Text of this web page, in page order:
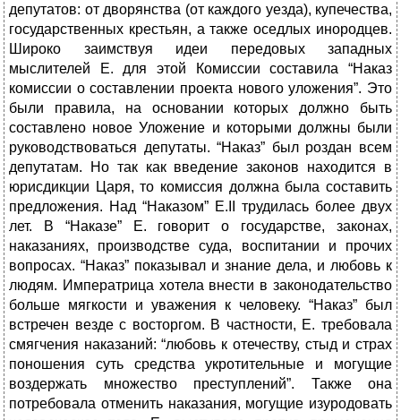
депутатов: от дворянства (от каждого уезда), купечества,
государственных крестьян, а также оседлых инородцев.
Широко заимствуя идеи передовых западных
мыслителей Е. для этой Комиссии составила “Наказ
комиссии о составлении проекта нового уложения”. Это
были правила, на основании которых должно быть
составлено новое Уложение и которыми должны были
руководствоваться депутаты. “Наказ” был роздан всем
депутатам. Но так как введение законов находится в
юрисдикции Царя, то комиссия должна была составить
предложения. Над “Наказом” Е.II трудилась более двух
лет. В “Наказе” Е. говорит о государстве, законах,
наказаниях, производстве суда, воспитании и прочих
вопросах. “Наказ” показывал и знание дела, и любовь к
людям. Императрица хотела внести в законодательство
больше мягкости и уважения к человеку. “Наказ” был
встречен везде с восторгом. В частности, Е. требовала
смягчения наказаний: “любовь к отечеству, стыд и страх
поношения суть средства укротительные и могущие
воздержать множество преступлений”. Также она
потребовала отменить наказания, могущие изуродовать